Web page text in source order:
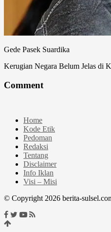
Gede Pasek Suardika
Kerugian Negara Belum Jelas di
Comment
Home
Kode Etik
Pedoman
Redaksi
Tentang
Disclaimer
Info Iklan
Visi – Misi
© Copyright 2026 berita-